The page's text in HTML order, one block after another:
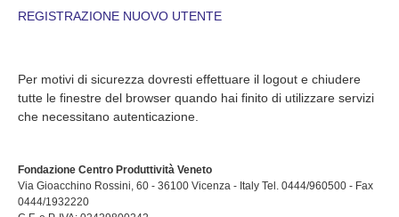
REGISTRAZIONE NUOVO UTENTE
Per motivi di sicurezza dovresti effettuare il logout e chiudere
tutte le finestre del browser quando hai finito di utilizzare servizi
che necessitano autenticazione.
Fondazione Centro Produttività Veneto
Via Gioacchino Rossini, 60 - 36100 Vicenza - Italy Tel. 0444/960500 - Fax
0444/1932220